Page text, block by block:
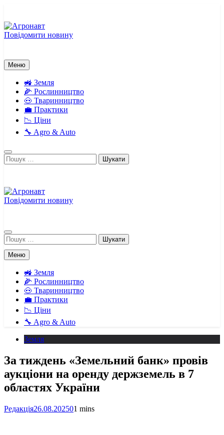
вмісту
Повідомити новину
Меню
🚜 Земля
🌽 Рослинництво
🐽 Тваринництво
💼 Практики
📉 Ціни
🔧 Agro & Auto
Пошук:
Повідомити новину
Пошук:
Меню
🚜 Земля
🌽 Рослинництво
🐽 Тваринництво
💼 Практики
📉 Ціни
🔧 Agro & Auto
Земля
За тиждень «Земельний банк» провів
аукціони на оренду держземель в 7
областях України
Редакція26.08.202501 mins